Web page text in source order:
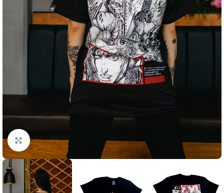
Click to enlarge